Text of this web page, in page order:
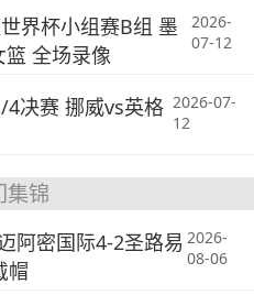
界杯小组赛B组 墨
篮 全场录像
2026-
07-12
决赛 挪威vs英格 2026-07-
12
集锦
阿密国际4-2圣路易
帽
2026-
08-06